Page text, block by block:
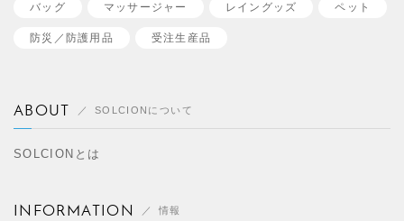
バッグ マッサージャー レイングッズ ペット
防災／ 防護用品 受注生産品
ABOUT SOLCIONについて
SOLCIONとは
INFORMATION 情報